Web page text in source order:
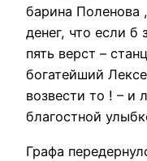
барина
денег, что если б
пять верст –
богатейший
возвести то ! – и
благостной
Графа